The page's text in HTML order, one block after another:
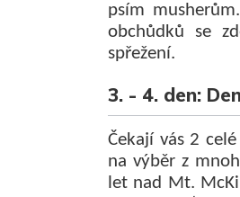
psím
obchůdků se
spřežení.
3. - 4. den:
Čekají vás 2
na výběr z
let nad Mt.